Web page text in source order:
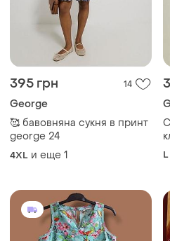
395 грн 14
George
🥰 бавовняна сукня в принт
george 24
4XL и еще 1 L